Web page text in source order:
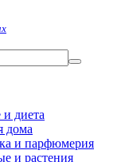
диета
дома
и парфюмерия
и растения